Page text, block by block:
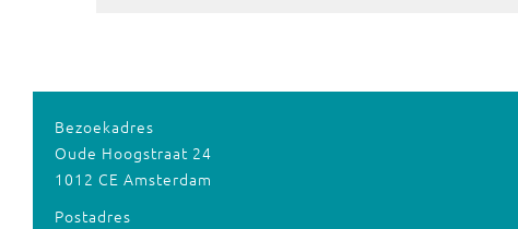
Bezoekadres
Oude Hoogstraat 24
1012 CE Amsterdam
Postadres